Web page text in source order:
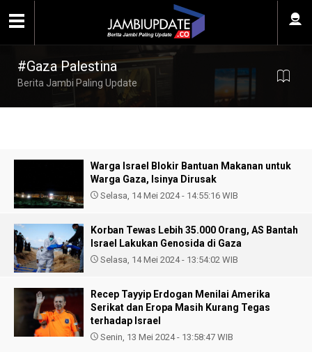
#Gaza Palestina
Berita Jambi Paling Update
Warga Israel Blokir Bantuan Makanan untuk
Warga Gaza, Isinya Dirusak
Selasa, 14 Mei 2024 - 14:55:16 WIB
Korban Tewas Lebih 35.000 Orang, AS Bantah
Israel Lakukan Genosida di Gaza
Selasa, 14 Mei 2024 - 13:54:02 WIB
Recep Tayyip Erdogan Menilai Amerika
Serikat dan Eropa Masih Kurang Tegas
terhadap Israel
Senin, 13 Mei 2024 - 13:58:47 WIB